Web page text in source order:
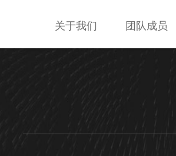
关于我们 团队成员